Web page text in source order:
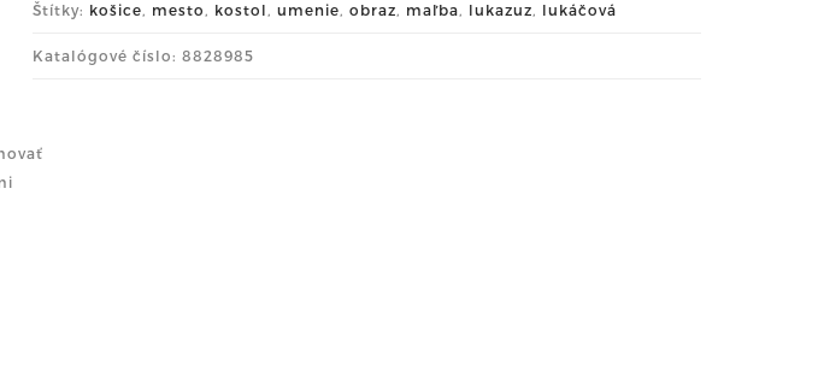
Štítky: košice, mesto , kostol , umenie, obraz, maľba, lukazuz, lukáčová
Katalógové číslo: 8828985